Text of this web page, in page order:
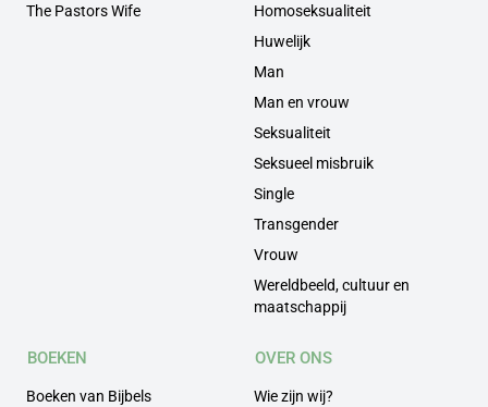
The Pastors Wife
Homoseksualiteit
Huwelijk
Man
Man en vrouw
Seksualiteit
Seksueel misbruik
Single
Transgender
Vrouw
Wereldbeeld, cultuur en
maatschappij
BOEKEN
Boeken van Bijbels
OVER ONS
Wie zijn wij?